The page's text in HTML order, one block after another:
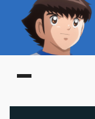
Main menu